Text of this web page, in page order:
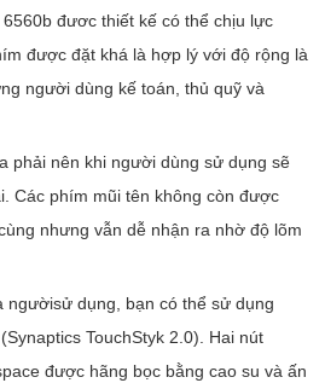
đươc thiết kế có thể chịu lực
được đặt khá là hợp lý với độ rộng là
người dùng kế toán, thủ quỹ và
phải nên khi người dùng sử dụng sẽ
Các phím mũi tên không còn được
nhưng vẫn dễ nhận ra nhờ độ lõm
ngườisử dụng, bạn có thể sử dụng
TouchStyk 2.0). Hai nút
được hãng bọc bằng cao su và ấn